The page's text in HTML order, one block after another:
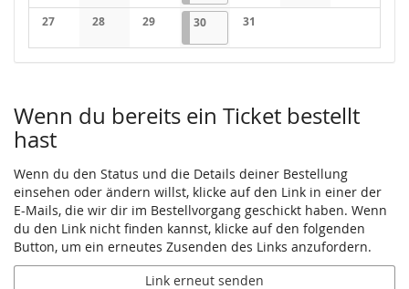
Keine Veranstaltungen
Keine Veranstaltungen
Keine VeranstaltungenKeine Veranstaltungen
Keine Keine
27
Keine Veranstaltungen
28
Keine Veranstaltungen
29
Keine Veranstaltungen
3030.07.2026
1 Veranstaltung
31
Keine Veranstaltungen
Wenn du bereits ein Ticket bestellt
hast
Wenn du den Status und die Details deiner Bestellung
einsehen oder ändern willst, klicke auf den Link in einer der
E-Mails, die wir dir im Bestellvorgang geschickt haben. Wenn
du den Link nicht finden kannst, klicke auf den folgenden
Button, um ein erneutes Zusenden des Links anzufordern.
Link erneut senden